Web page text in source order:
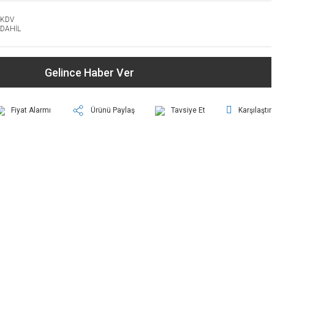
KDV
DAHİL
Gelince Haber Ver
Fiyat Alarmı Ürünü Paylaş Tavsiye Et Karşılaştır